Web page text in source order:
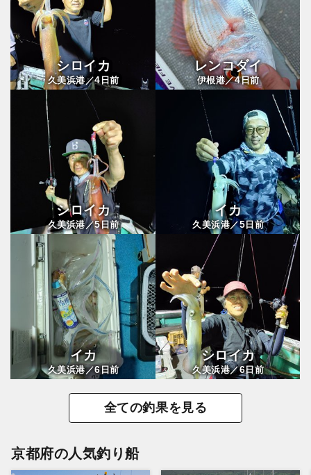
シロイカ
久美浜港／4 日前
レンコダイ
伊根港／4日前
シロイカ
久美浜港／5日前
イカ
久美浜港／5日前
イカ
久美浜港／6日前
シロイカ
久美浜港／6日前
全ての釣果を見る
京都府の人気釣り船